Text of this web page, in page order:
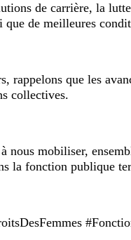
de carrière, la
que de meilleures
rappelons que les
collectives.
nous mobiliser,
la fonction publique